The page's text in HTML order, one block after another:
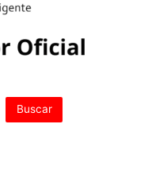
Buscar